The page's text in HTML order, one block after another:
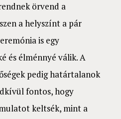
örvend a
a helyszínt a pár
is egy
és élménnyé válik. A
pedig határtalanok
fontos, hogy
keltsék, mint a